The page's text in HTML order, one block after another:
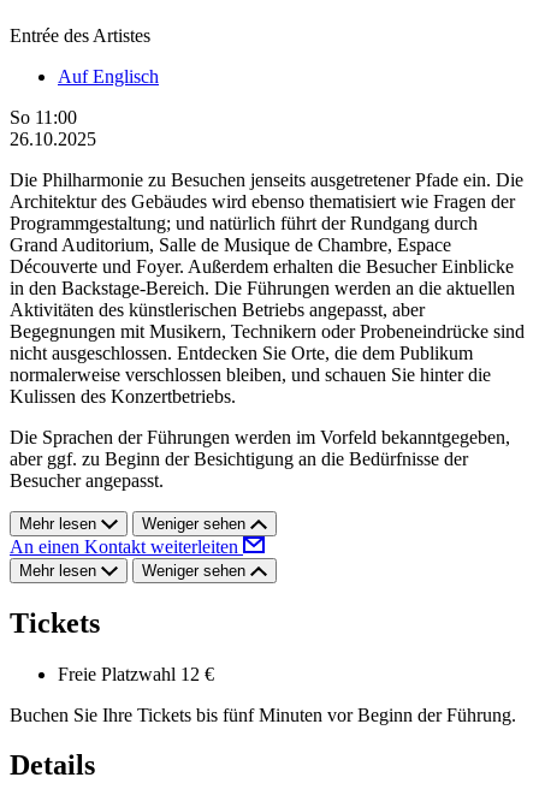
Entrée des Artistes
Auf Englisch
So 11:00
26.10.2025
Die Philharmonie zu Besuchen jenseits ausgetretener Pfade ein. Die
Architektur des Gebäudes wird ebenso thematisiert wie Fragen der
Programmgestaltung; und natürlich führt der Rundgang durch
Grand Auditorium, Salle de Musique de Chambre, Espace
Découverte und Foyer. Außerdem erhalten die Besucher Einblicke
in den Backstage-Bereich. Die Führungen werden an die aktuellen
Aktivitäten des künstlerischen Betriebs angepasst, aber
Begegnungen mit Musikern, Technikern oder Probeneindrücke sind
nicht ausgeschlossen. Entdecken Sie Orte, die dem Publikum
normalerweise verschlossen bleiben, und schauen Sie hinter die
Kulissen des Konzertbetriebs.
Die Sprachen der Führungen werden im Vorfeld bekanntgegeben,
aber ggf. zu Beginn der Besichtigung an die Bedürfnisse der
Besucher angepasst.
Mehr lesen Weniger sehen
An einen Kontakt weiterleiten
Mehr lesen Weniger sehen
Tickets
Freie Platzwahl 12 €
Buchen Sie Ihre Tickets bis fünf Minuten vor Beginn der Führung.
Details